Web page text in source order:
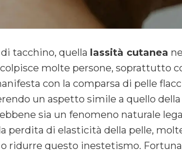
tacchino, quella lassità cutanea
molte persone, soprattutto
con la comparsa di pelle
un aspetto simile a quello
sia un fenomeno naturale
perdita di elasticità della pelle,
ridurre questo inestetismo.